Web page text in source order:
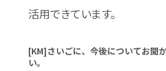
活用できています。
[KM]さいごに、今後についてお聞
い。